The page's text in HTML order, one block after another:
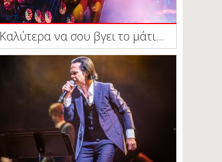
Καλύτερα να σου βγει το μάτι...